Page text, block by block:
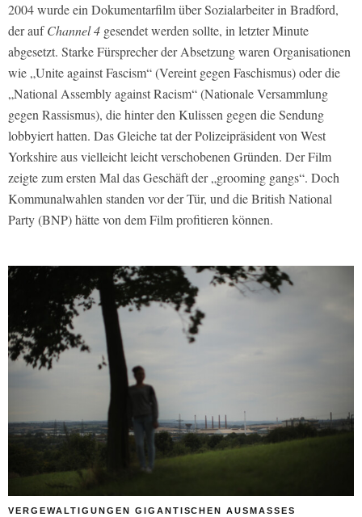
2004 wurde ein Dokumentarfilm über Sozialarbeiter in Bradford,
der aufChannel 4 gesendet werden sollte, in letzter Minute
abgesetzt. Starke Fürsprecher der Absetzung waren Organisationen
wie „Unite against Fascism“ (Vereint gegen Faschismus) oder die
„National Assembly against Racism“ (Nationale Versammlung
gegen Rassismus), die hinter den Kulissen gegen die Sendung
lobbyiert hatten. Das Gleiche tat der Polizeipräsident von West
Yorkshire aus vielleicht leicht verschobenen Gründen. Der Film
zeigte zum ersten Mal das Geschäft der „grooming gangs“. Doch
Kommunalwahlen standen vor der Tür, und die British National
Party (BNP) hätte von dem Film profitieren können.
VERGEWALTIGUNGEN GIGANTISCHEN AUSMASSES